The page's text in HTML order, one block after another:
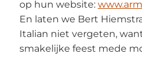
op hun website:
En laten we Bert
Italian niet vergeten,
smakelijke feest mede